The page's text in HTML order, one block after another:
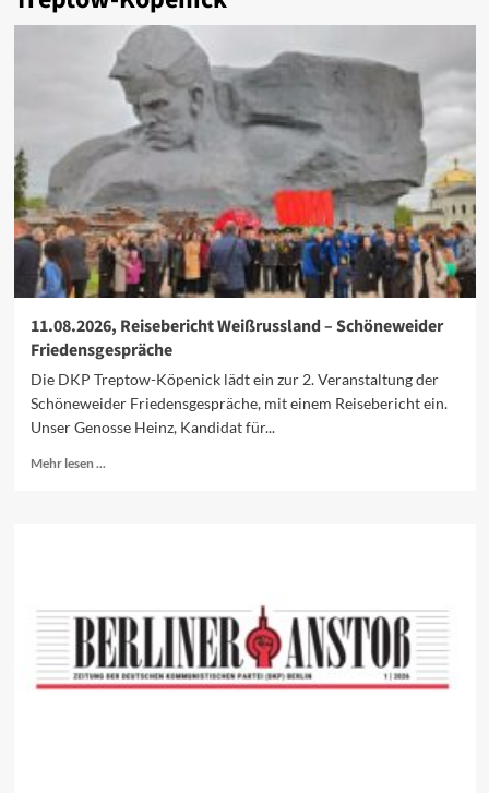
11.08.2026, Reisebericht Weißrussland – Schöneweider
Friedensgespräche
Die DKP Treptow-Köpenick lädt ein zur 2. Veranstaltung der
Schöneweider Friedensgespräche, mit einem Reisebericht ein.
Unser Genosse Heinz, Kandidat für...
Mehr lesen ...
Friedensgespräche